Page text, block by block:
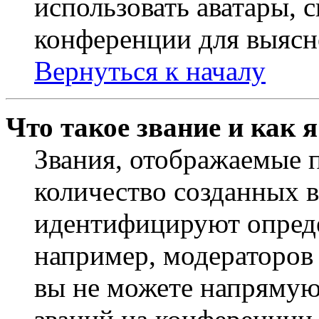
использовать аватары,
конференции для
Вернуться к началу
Что такое звание и как
Звания,
количество
идентифицируют
например,
вы не можете